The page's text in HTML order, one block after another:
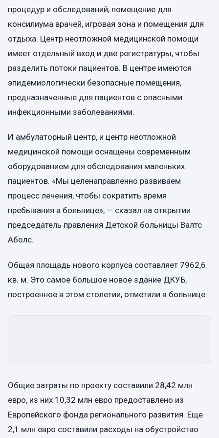
процедур и обследований, помещение для
консилиума врачей, игровая зона и помещения для
отдыха. Центр неотложной медицинской помощи
имеет отдельный вход и две регистратуры, чтобы
разделить потоки пациентов. В центре имеются
эпидемиологически безопасные помещения,
предназначенные для пациентов с опасными
инфекционными заболеваниями.
И амбулаторный центр, и центр неотложной
медицинской помощи оснащены современным
оборудованием для обследования маленьких
пациентов. «Мы целенаправленно развиваем
процесс лечения, чтобы сократить время
пребывания в больнице», — сказал на открытии
председатель правления Детской больницы Валтс
Аболс.
Общая площадь нового корпуса составляет 7962,6
кв. м. Это самое большое новое здание ДКУБ,
построенное в этом столетии, отметили в больнице.
Общие затраты по проекту составили 28,42 млн
евро, из них 10,32 млн евро предоставлено из
Европейского фонда регионального развития. Еще
2,1 млн евро составили расходы на обустройство